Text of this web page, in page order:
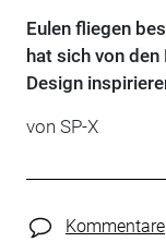
Eulen fliegen
hat sich von
Design
von SP-X
Kommentare